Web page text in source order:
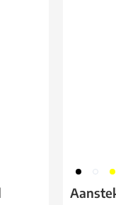
001 002 006